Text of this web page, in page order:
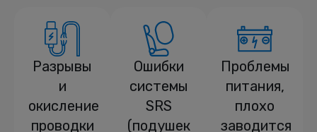
Разрывы
и
окисление
проводки
Ошибки
системы
SRS
(подушек
Проблемы
питания,
плохо
заводится